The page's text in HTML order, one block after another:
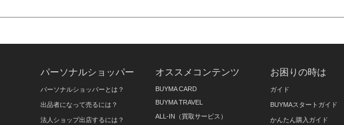
パーソナルショッパー
パーソナルショッパーとは？
出品者になって売るには？
法人ショップ出店するには？
オススメコンテンツ
BUYMA CARD
BUYMA TRAVEL
ALL-IN（買取サービス）
お困りの時は
ガイド
BUYMAスタートガイド
かんたん購入ガイド